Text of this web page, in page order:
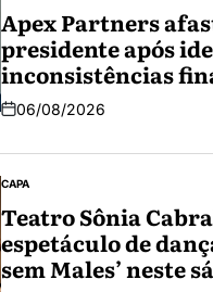
Apex Partners
presidente após
inconsistências
06/08/2026
CAPA
Teatro Sônia
espetáculo de
sem Males’ neste